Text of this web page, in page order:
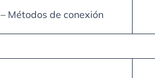
– Métodos de conexión